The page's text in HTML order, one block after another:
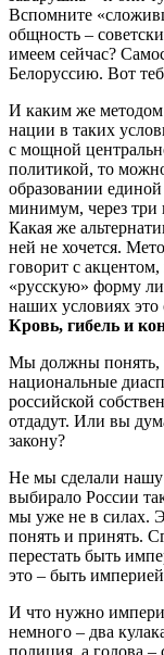
Вспомните
общность –
имеем сейчас?
Белоруссию. Вот
И каким же методом
нации в таких
с мощной
политикой, то
образовании
минимум, через три
Какая же
ней не хочется.
говорит с
«русскую» форму
наших условиях это
Кровь, гибель и
Мы должны понять,
национальные
российской
отдадут. Или вы
закону?
Не мы сделали
выбирало России
мы уже не в силах.
понять и принять.
перестать быть
это – быть
И что нужно
немного – два